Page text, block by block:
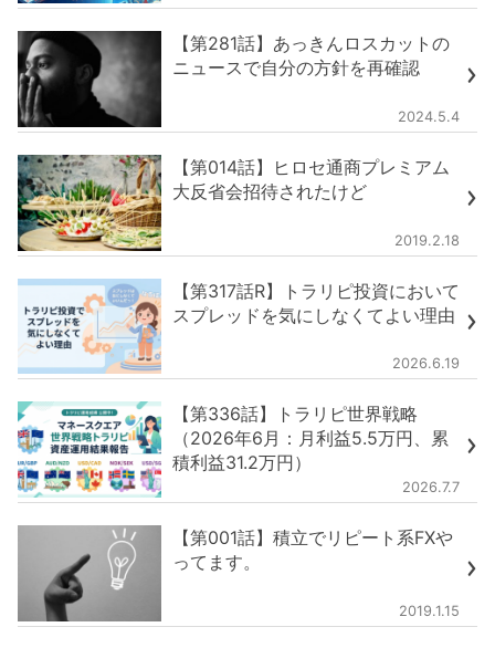
【第281話】あっきんロスカットの
ニュースで自分の方針を再確認
2024.5.4
【第014話】ヒロセ通商プレミアム
大反省会招待されたけど
2019.2.18
【第317話R】トラリピ投資において
スプレッドを気にしなくてよい理由
2026.6.19
【第336話】トラリピ世界戦略
（2026年6月：月利益5.5万円、累
積利益31.2万円）
2026.7.7
【第001話】積立でリピート系FXや
ってます。
2019.1.15